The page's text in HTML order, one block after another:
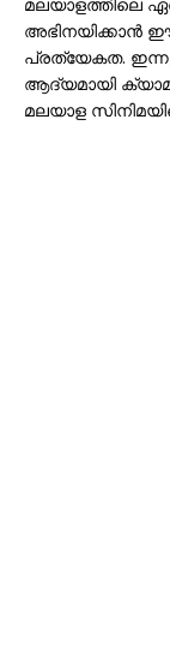
അഭിനയിക്കാൻ
പ്രത്യേകത.
ആദ്യമായി
മലയാള